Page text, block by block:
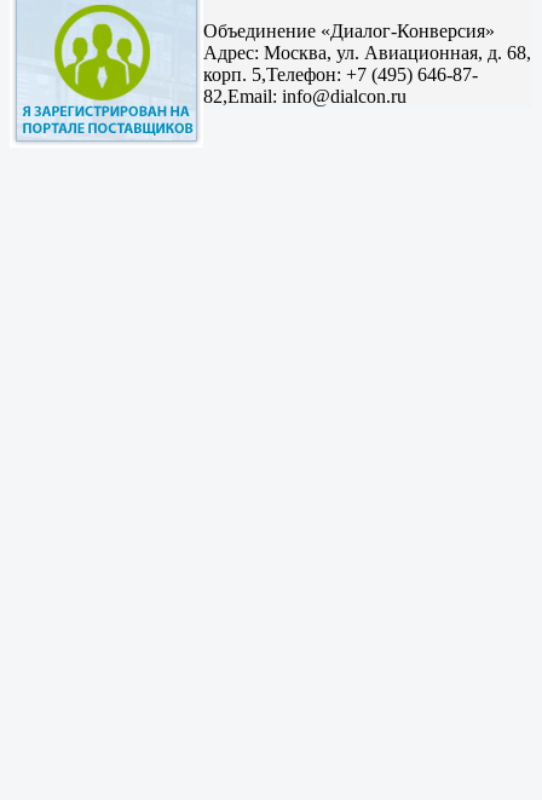
Объединение «Диалог-Конверсия»
Адрес: Москва, ул. Авиационная, д. 68,
корп. 5,Телефон: +7 (495) 646-87-
82,Email: info@dialcon.ru